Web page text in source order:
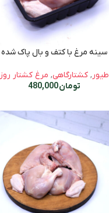
سینه مرغ با کتف و بال پاک شده
طیور,کشتارگاهی, مرغ کشتار روز
تومان480,000